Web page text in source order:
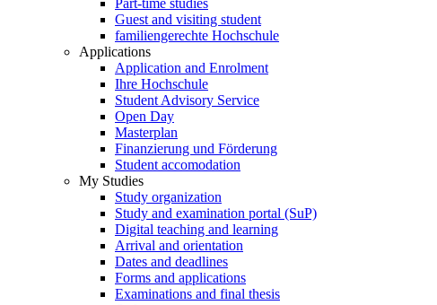
Part-time studies
Guest and visiting student
familiengerechte Hochschule
Applications
Application and Enrolment
Ihre Hochschule
Student Advisory Service
Open Day
Masterplan
Finanzierung und Förderung
Student accomodation
My Studies
Study organization
Study and examination portal (SuP)
Digital teaching and learning
Arrival and orientation
Dates and deadlines
Forms and applications
Examinations and final thesis